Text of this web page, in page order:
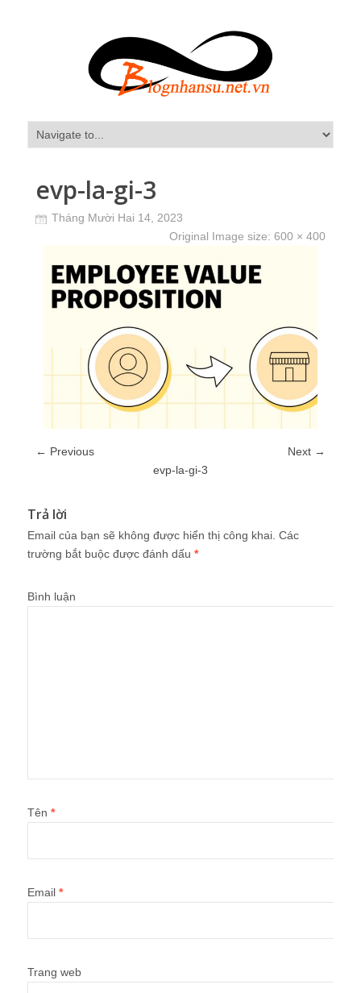
evp-la-gi-3
Tháng Mười Hai 14, 2023
Original Image size: 600 × 400
← Previous
Next →
evp-la-gi-3
Trả lời
Email của bạn sẽ không được hiển thị công khai. Các
trường bắt buộc được đánh dấu *
Bình luận
Tên *
Email *
Trang web